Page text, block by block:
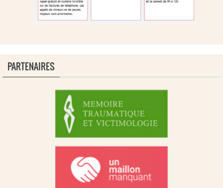
PARTENAIRES